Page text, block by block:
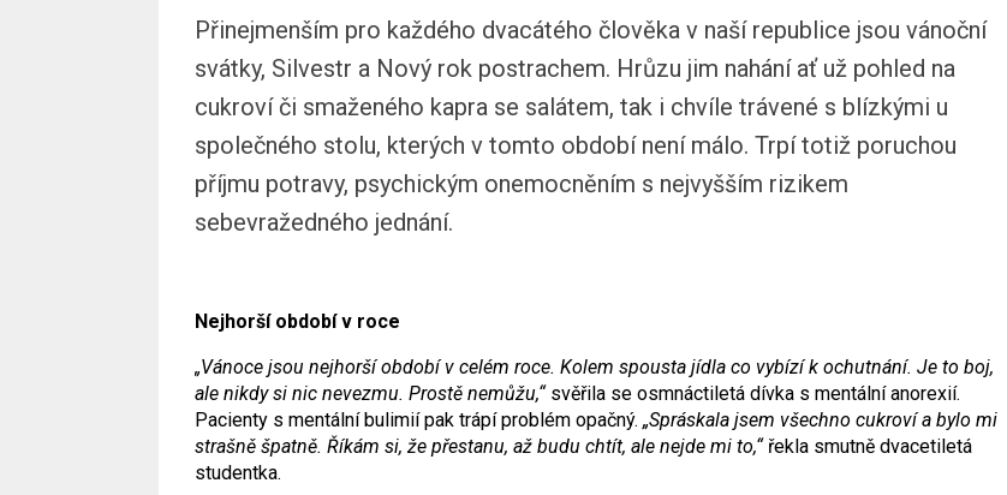
Přinejmenším pro každého dvacátého člověka v naší republice jsou vánoční
svátky, Silvestr a Nový rok postrachem. Hrůzu jim nahání ať už pohled na
cukroví či smaženého kapra se salátem, tak i chvíle trávené s blízkými u
společného stolu, kterých v tomto období není málo. Trpí totiž poruchou
příjmu potravy, psychickým onemocněním s nejvyšším rizikem
sebevražedného jednání.
Nejhorší období v roce
„Vánoce jsou nejhorší období v celém roce. Kolem spousta jídla co vybízí k ochutnání. Je to boj,
ale nikdy si nic nevezmu. Prostě nemůžu,“svěřila se osmnáctiletá dívka s mentální anorexií.
Pacienty s mentální bulimií pak trápí problém opačný. „Spráskala jsem všechno cukroví a bylo mi
strašně špatně. Říkám si, že přestanu, až budu chtít, ale nejde mi to,“řekla smutně dvacetiletá
studentka.